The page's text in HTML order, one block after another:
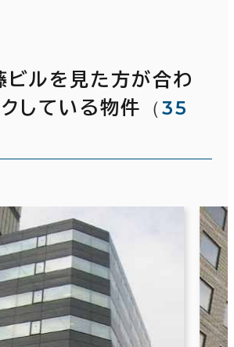
ビルを見た方が合わ
している物件
（35